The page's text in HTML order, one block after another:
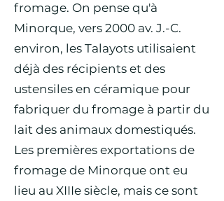
fromage. On pense qu'à
Minorque, vers 2000 av. J.-C.
environ, les Talayots utilisaient
déjà des récipients et des
ustensiles en céramique pour
fabriquer du fromage à partir du
lait des animaux domestiqués.
Les premières exportations de
fromage de Minorque ont eu
lieu au XIIIe siècle, mais ce sont